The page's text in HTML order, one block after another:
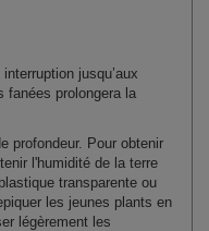
jusqu’aux
fanées prolongera la
profondeur. Pour obtenir
l'humidité de la terre
transparente ou
les jeunes plants en
légèrement les